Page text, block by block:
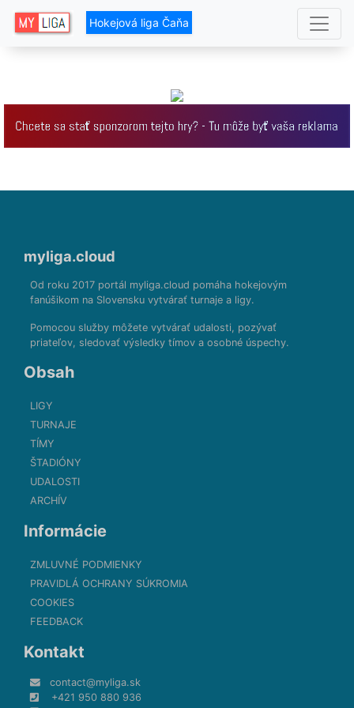
Hokejová liga Čaňa
myliga.cloud
Od roku 2017 portál myliga.cloud pomáha hokejovým
fanúšikom na Slovensku vytvárať turnaje a ligy.
Pomocou služby môžete vytvárať udalosti, pozývať
priateľov, sledovať výsledky tímov a osobné úspechy.
Obsah
LIGY
TURNAJE
TÍMY
ŠTADIÓNY
UDALOSTI
ARCHÍV
Informácie
ZMLUVNÉ PODMIENKY
PRAVIDLÁ OCHRANY SÚKROMIA
COOKIES
FEEDBACK
Kontakt
contact@myliga.sk
+421 950 880 936